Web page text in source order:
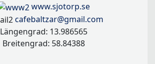
www.sjotorp.se
cafebaltzar@gmail.com
Längengrad: 13.986565
Breitengrad: 58.84388